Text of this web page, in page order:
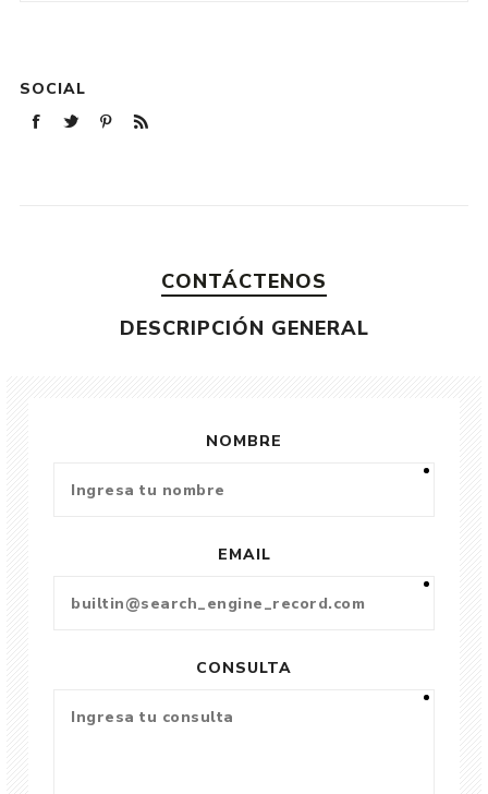
SOCIAL
CONTÁCTENOS
DESCRIPCIÓN GENERAL
NOMBRE
EMAIL
CONSULTA